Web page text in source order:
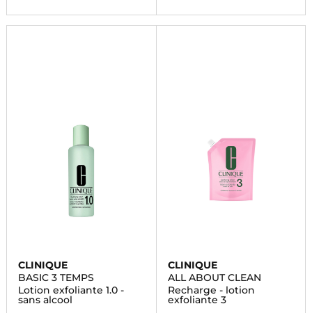
CLINIQUE
BASIC 3 TEMPS
Lotion exfoliante 1.0 -
sans alcool
CLINIQUE
ALL ABOUT CLEAN
Recharge - lotion
exfoliante 3